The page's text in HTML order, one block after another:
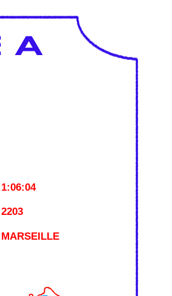
1:06:04
2203
MARSEILLE